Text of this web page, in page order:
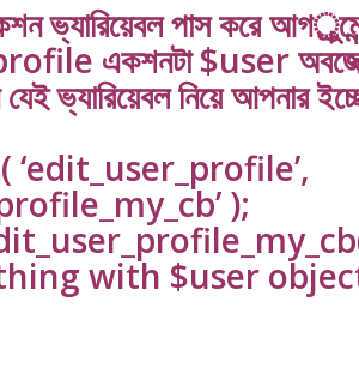
ভ্যারিয়েবল পাস করে
একশনটা $user
ভ্যারিয়েবল নিয়ে আপনার
);
with $user